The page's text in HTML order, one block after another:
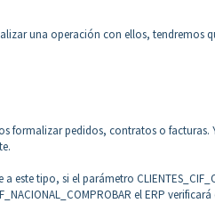
una operación con ellos, tendremos
formalizar pedidos, contratos o
a este tipo, si el parámetro
el ERP